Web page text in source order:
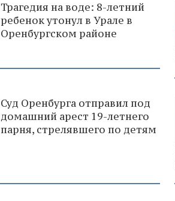
Трагедия на воде: 8-летний
ребенок утонул в Урале в
Оренбургском районе
Суд Оренбурга отправил под
домашний арест 19-летнего
парня, стрелявшего по детям